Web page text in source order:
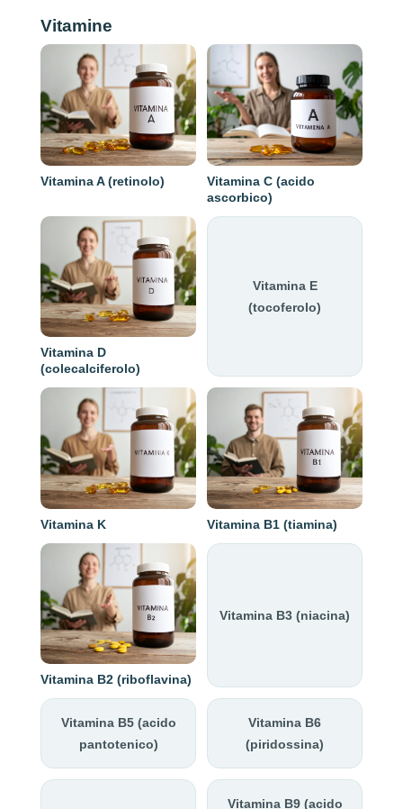
Vitamine
Vitamina A (retinolo)
Vitamina C (acido
ascorbico)
Vitamina D
(colecalciferolo)
Vitamina E
(tocoferolo)
Vitamina K Vitamina B1 (tiamina)
Vitamina B2 (riboflavina)
Vitamina B3 (niacina)
Vitamina B5 (acido
pantotenico)
Vitamina B6
(piridossina)
Vitamina B9 (acido